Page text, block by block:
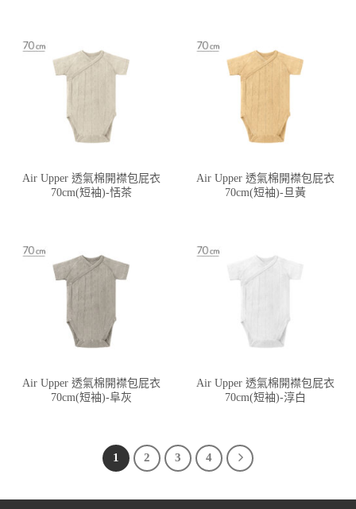
Air Upper 透氣棉開襟包屁衣
70cm(短袖)-恬茶
Air Upper 透氣棉開襟包屁衣
70cm(短袖)-旦黃
Air Upper 透氣棉開襟包屁衣
70cm(短袖)-阜灰
Air Upper 透氣棉開襟包屁衣
70cm(短袖)-淳白
1 2 3 4